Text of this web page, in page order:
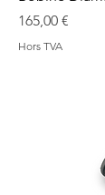
Prix
165,00 €
Hors TVA